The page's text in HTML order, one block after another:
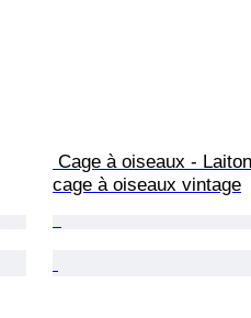
cage à oiseaux vintage